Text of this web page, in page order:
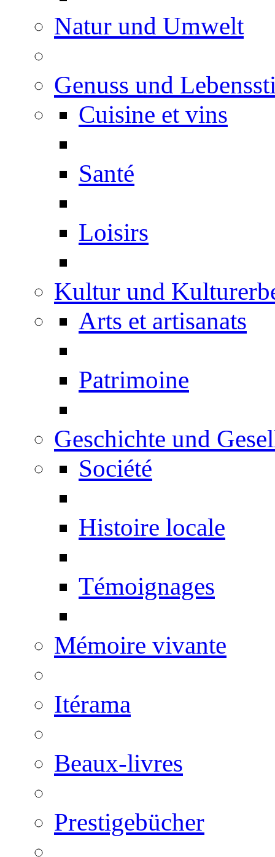
Natur und Umwelt
Genuss und
Cuisine et vins
Santé
Loisirs
Kultur und
Arts et artisanats
Patrimoine
Geschichte und
Société
Histoire locale
Témoignages
Mémoire vivante
Itérama
Beaux-livres
Prestigebücher